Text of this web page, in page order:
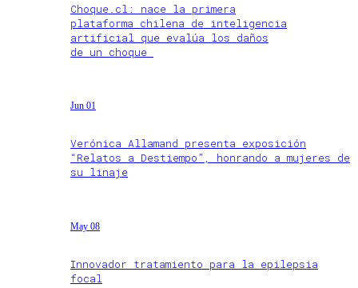
Choque.cl: nace la primera
plataforma chilena de inteligencia
artificial que evalúa los daños
de un choque
Jun 01
Verónica Allamand presenta exposición
“Relatos a Destiempo”, honrando a mujeres de
su linaje
May 08
Innovador tratamiento para la epilepsia
focal